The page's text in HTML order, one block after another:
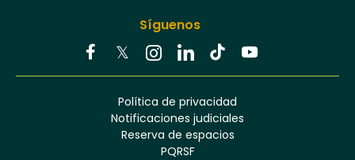
Síguenos
TwitterInstagramLinkedinTiktokYoutube
Política de privacidad
Notificaciones judiciales
Reserva de espacios
PQRSF